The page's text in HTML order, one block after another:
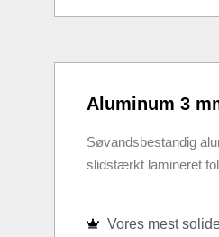
Aluminum 3
Søvandsbestandig
slidstærkt lamineret
Vores mest